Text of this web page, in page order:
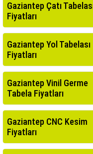
Gaziantep Çatı
Fiyatları
Gaziantep Yol Tabelası
Fiyatları
Gaziantep Vinil Germe
Tabela Fiyatları
Gaziantep CNC Kesim
Fiyatları